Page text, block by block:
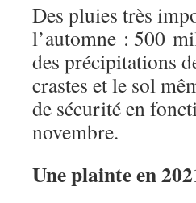
Des pluies très
l’automne : 500
des précipitations
crastes et le sol
de sécurité en
novembre.
Une plainte en